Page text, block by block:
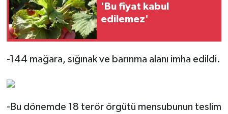
'Bu fiyat kabul
edilemez'
-144 mağara, sığınak ve barınma alanı imha edildi.
-Bu dönemde 18 terör örgütü mensubunun teslim